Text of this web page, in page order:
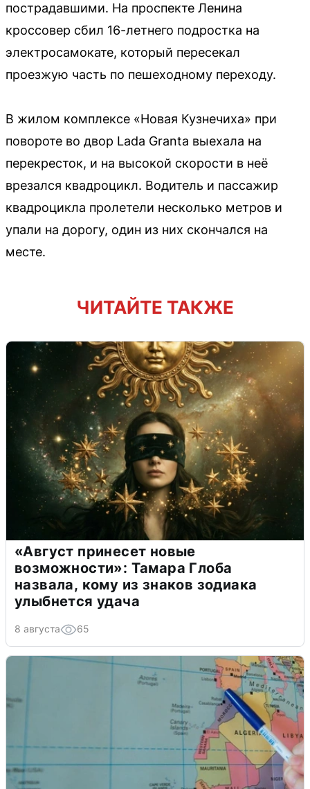
пострадавшими. На проспекте Ленина
кроссовер сбил 16-летнего подростка на
электросамокате, который пересекал
проезжую часть по пешеходному переходу.
В жилом комплексе «Новая Кузнечиха» при
повороте во двор Lada Granta выехала на
перекресток, и на высокой скорости в неё
врезался квадроцикл. Водитель и пассажир
квадроцикла пролетели несколько метров и
упали на дорогу, один из них скончался на
месте.
ЧИТАЙТЕ ТАКЖЕ
«Август принесет новые
возможности»: Тамара Глоба
назвала, кому из знаков зодиака
улыбнется удача
8 августа 65